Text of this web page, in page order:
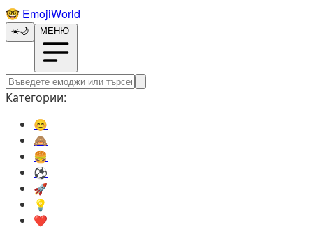
🤓️ EmojiWorld
☀️🌙 МЕНЮ
Категории:
😊️
🙈️
🍔️
⚽️
🚀️
💡️
❤️